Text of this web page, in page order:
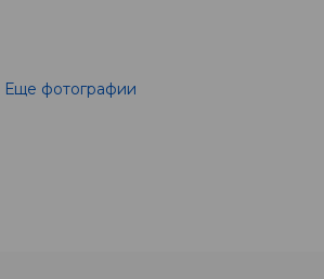
Еще фотографии